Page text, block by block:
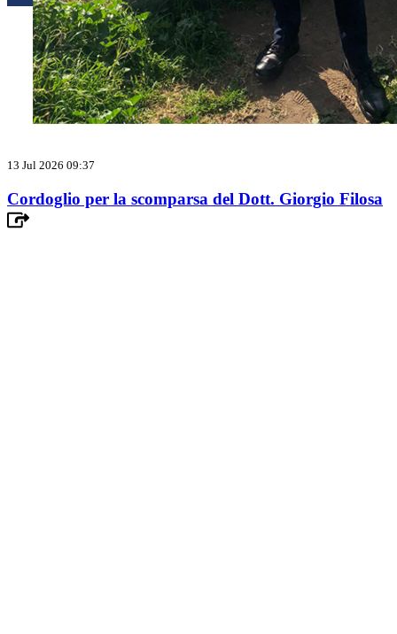
13 Jul 2026 09:37
Cordoglio per la scomparsa del Dott. Giorgio Filosa